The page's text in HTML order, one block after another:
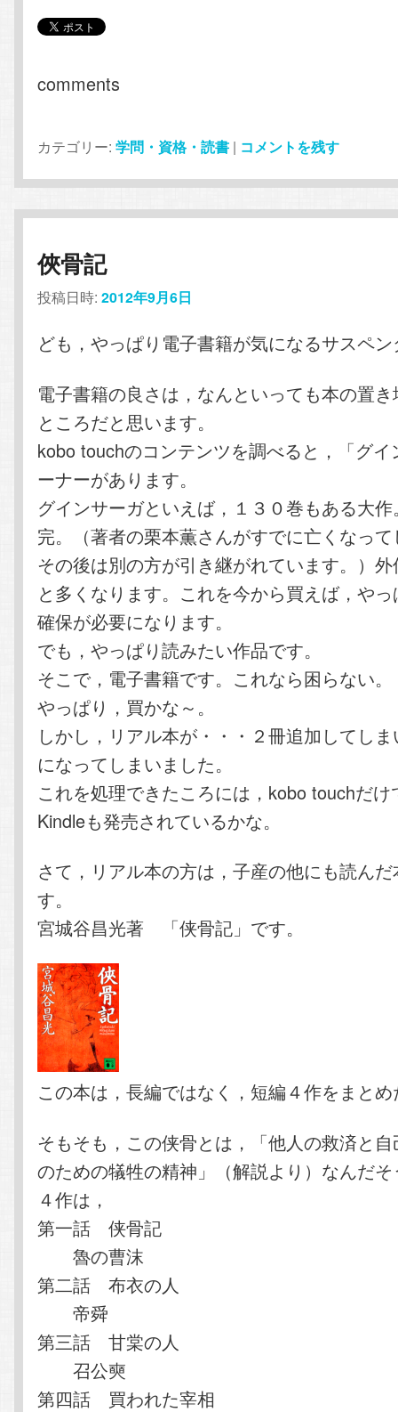
comments
カテゴリー: 学問・資格・読書 | コメントを残す
俠骨記
投稿日時:2012年9月6日
ども，やっぱり電子書籍が気になるサスペ
電子書籍の良さは，なんといっても本の置
ところだと思います。
kobo touchのコンテンツを調べると，「グ
ーナーがあります。
グインサーガといえば，１３０巻もある大
完。（著者の栗本薫さんがすでに亡くなっ
その後は別の方が引き継がれています。）
と多くなります。これを今から買えば，や
確保が必要になります。
でも，やっぱり読みたい作品です。
そこで，電子書籍です。これなら困らない。
やっぱり，買かな～。
しかし，リアル本が・・・２冊追加してし
になってしまいました。
これを処理できたころには，kobo touchだけ
Kindleも発売されているかな。
さて，リアル本の方は，子産の他にも読ん
す。
宮城谷昌光著 「侠骨記」です。
この本は，長編ではなく，短編４作をまと
そもそも，この侠骨とは，「他人の救済と
のための犠牲の精神」（解説より）なんだ
４作は，
第一話 侠骨記
魯の曹沫
第二話 布衣の人
帝舜
第三話 甘棠の人
召公奭
第四話 買われた宰相